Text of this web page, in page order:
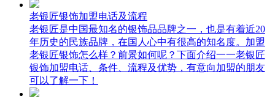
老银匠银饰加盟电话及流程
老银匠是中国最知名的银饰品品牌之一，也是有着近20
年历史的民族品牌，在国人心中有很高的知名度。加盟
老银匠银饰怎么样？前景如何呢？下面介绍一一老银匠
银饰加盟电话、条件、流程及优势，有意向加盟的朋友
可以了解一下！